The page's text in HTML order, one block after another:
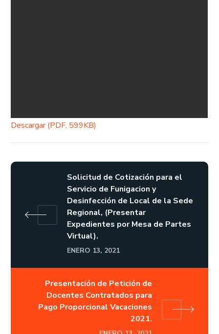
Descargar (PDF, 599KB)
Solicitud de Cotización para el
Servicio de Funigacion y
Desinfección de Local de la Sede
Regional, (Presentar
Expedientes por Mesa de Partes
Virtual).
ENERO 13, 2021
Presentación de Petición de
Docentes Contratados para
Pago Proporcional Vacaciones
2021.